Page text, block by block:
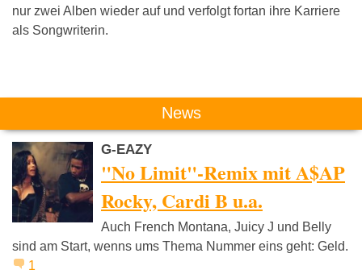
nur zwei Alben wieder auf und verfolgt fortan ihre Karriere
als Songwriterin.
Das könnte Dich auch interessieren:
The Stranglers The Streets Mia
News
G-EAZY
"No Limit"-Remix mit A$AP
Rocky, Cardi B u.a.
Auch French Montana, Juicy J und Belly
sind am Start, wenns ums Thema Nummer eins geht: Geld.
1